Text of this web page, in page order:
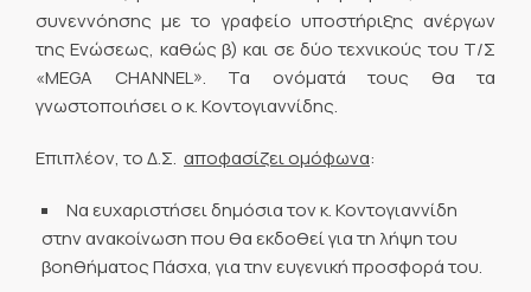
συνεννόησης με το γραφείο υποστήριξης ανέργων
της Ενώσεως, καθώς β) και σε δύο τεχνικούς του Τ/Σ
«MEGA CHANNEL». Τα ονόματά τους θα τα
γνωστοποιήσει ο κ. Κοντογιαννίδης.
Επιπλέον, το Δ.Σ. αποφασίζει ομόφωνα:
Να ευχαριστήσει δημόσια τον κ. Κοντογιαννίδη
στην ανακοίνωση που θα εκδοθεί για τη λήψη του
βοηθήματος Πάσχα, για την ευγενική προσφορά του.